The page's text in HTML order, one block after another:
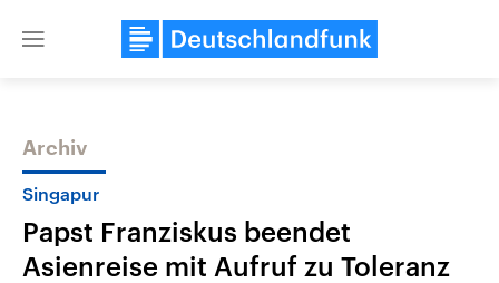
Close
Themen
Archiv
Singapur
Papst Franziskus beendet
Asienreise mit Aufruf zu Toleranz